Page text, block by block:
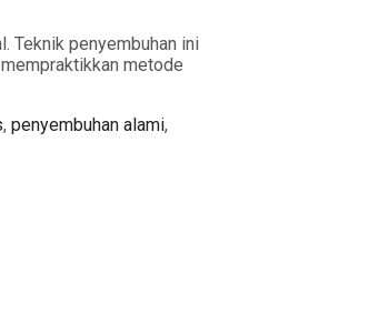
Teknik penyembuhan ini
metode
, penyembuhan alami,